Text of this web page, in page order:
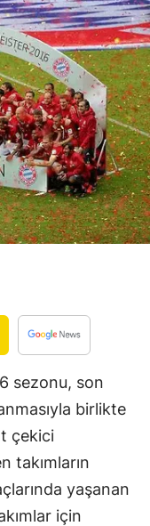
Bilecik
Bingöl
Bitlis
Bolu
Burdur
Bursa
Çanakkale
Çorum
Denizli
Diyarbakır
Elazığ
Erzincan
sezonu, son
birlikte
çekici
takımların
yaşanan
için